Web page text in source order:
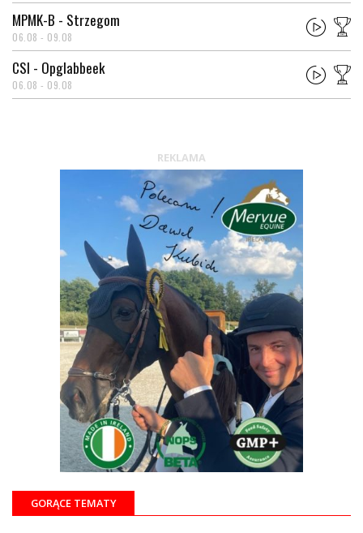
MPMK-B - Strzegom
06.08 - 09.08
CSI - Opglabbeek
06.08 - 09.08
REKLAMA
GORĄCE TEMATY